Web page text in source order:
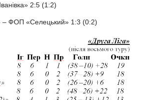
2:5 (1:2)
– ФОП «Селецький» 1:3 (0:2)